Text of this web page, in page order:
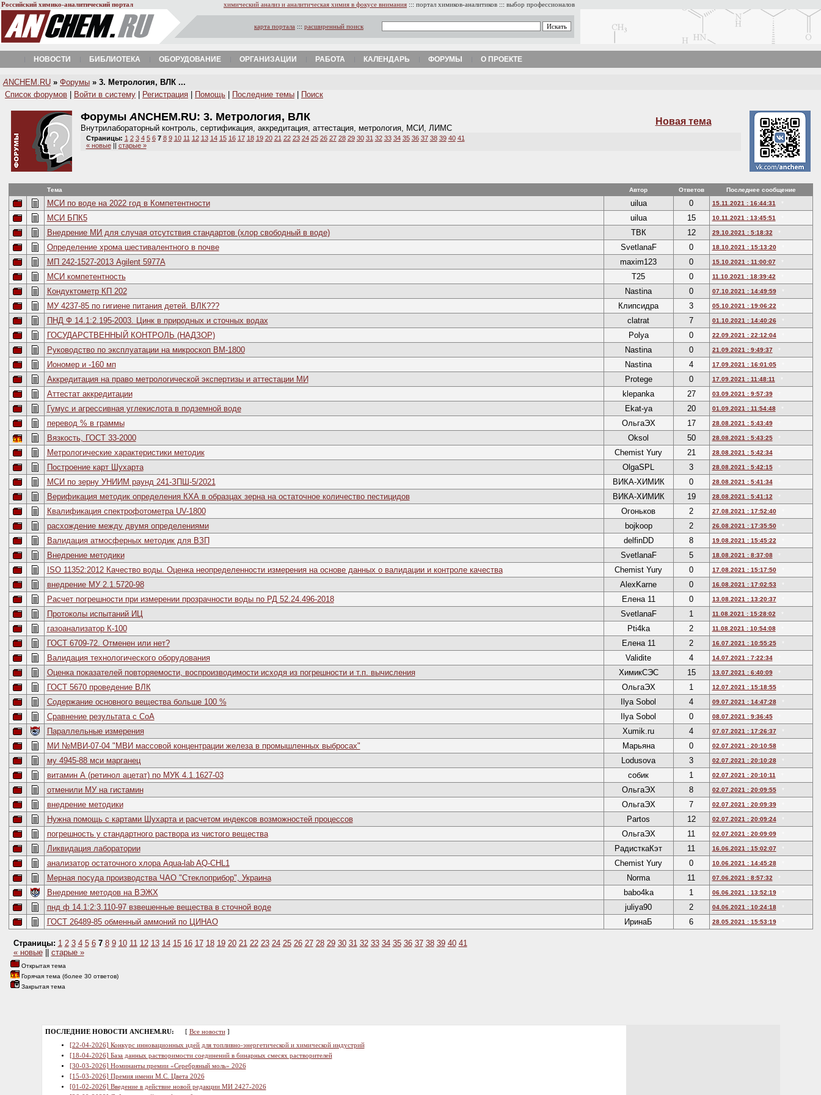
Российский химико-аналитический портал химический анализ и аналитическая химия в фокусе внимания ::: портал химиков-аналитиков ::: выбор профессионалов
карта портала ::: расширенный поиск
НОВОСТИ БИБЛИОТЕКА ОБОРУДОВАНИЕ ОРГАНИЗАЦИИ РАБОТА КАЛЕНДАРЬ ФОРУМЫ О ПРОЕКТЕ
A NCHEM.RU » Форумы » 3. Метрология, ВЛК ...
Список форумов
Войти в систему Регистрация Помощь Последние темы Поиск
ФорумыANCHEM.RU: 3. Метрология, ВЛК
Внутрилабораторный контроль, сертификация, аккредитация, аттестация, метрология, МСИ, ЛИМС
Новая тема
Страницы: 1 2 3 4 5 6 7 8 9 10 11 12 13 14 15 16 17 18 19 20 21 22 23 24 25 26 27 28 29 30 31 32 33 34 35 36 37 38 39 40 41
« новые|| старые »
Тема Автор Ответов Последнее сообщение
МСИ по воде на 2022 год в Компетентности uilua 0 15.11.2021 : 16:44:31
МСИ БПК5 uilua 15 10.11.2021 : 13:45:51
Внедрение МИ для случая отсутствия стандартов (хлор свободный в воде) ТВК 12 29.10.2021 : 5:18:32
Определение хрома шестивалентного в почве SvetlanaF 0 18.10.2021 : 15:13:20
МП 242-1527-2013 Agilent 5977A maxim123 0 15.10.2021 : 11:00:07
МСИ компетентность Т25 0 11.10.2021 : 18:39:42
Кондуктометр КП 202 Nastina 0 07.10.2021 : 14:49:59
МУ 4237-85 по гигиене питания детей. ВЛК??? Клипсидра 3 05.10.2021 : 19:06:22
ПНД Ф 14.1:2.195-2003. Цинк в природных и сточных водах clatrat 7 01.10.2021 : 14:40:26
ГОСУДАРСТВЕННЫЙ КОНТРОЛЬ (НАДЗОР) Polya 0 22.09.2021 : 22:12:04
Руководство по эксплуатации на микроскоп ВМ-1800 Nastina 0 21.09.2021 : 9:49:37
Иономер и -160 мп Nastina 4 17.09.2021 : 16:01:05
Аккредитация на право метрологической экспертизы и аттестации МИ Protege 0 17.09.2021 : 11:48:11
Аттестат аккредитации klepanka 27 03.09.2021 : 9:57:39
Гумус и агрессивная углекислота в подземной воде Ekat-ya 20 01.09.2021 : 11:54:48
перевод % в граммы ОльгаЭХ 17 28.08.2021 : 5:43:49
Вязкость, ГОСТ 33-2000 Oksol 50 28.08.2021 : 5:43:25
Метрологические характеристики методик Chemist Yury 21 28.08.2021 : 5:42:34
Построение карт Шухарта OlgaSPL 3 28.08.2021 : 5:42:15
МСИ по зерну УНИИМ раунд 241-ЗПШ-5/2021 ВИКА-ХИМИК 0 28.08.2021 : 5:41:34
Верификация методик определения КХА в образцах зерна на остаточное количество пестицидов ВИКА-ХИМИК 19 28.08.2021 : 5:41:12
Квалификация спектрофотометра UV-1800 Огоньков 2 27.08.2021 : 17:52:40
расхождение между двумя определениями bojkoop 2 26.08.2021 : 17:35:50
Валидация атмосферных методик для ВЗП delfinDD 8 19.08.2021 : 15:45:22
Внедрение методики SvetlanaF 5 18.08.2021 : 8:37:08
ISO 11352:2012 Качество воды. Оценка неопределенности измерения на основе данных о валидации и контроле качества Chemist Yury 0 17.08.2021 : 15:17:50
внедрение МУ 2.1.5720-98 AlexKarne 0 16.08.2021 : 17:02:53
Расчет погрешности при измерении прозрачности воды по РД 52.24.496-2018 Елена 11 0 13.08.2021 : 13:20:37
Протоколы испытаний ИЦ SvetlanaF 1 11.08.2021 : 15:28:02
газоанализатор К-100 Pti4ka 2 11.08.2021 : 10:54:08
ГОСТ 6709-72. Отменен или нет? Елена 11 2 16.07.2021 : 10:55:25
Валидация технологического оборудования Validite 4 14.07.2021 : 7:22:34
Оценка показателей повторяемости, воспроизводимости исходя из погрешности и т.п. вычисления ХимикСЭС 15 13.07.2021 : 6:40:09
ГОСТ 5670 проведение ВЛК ОльгаЭХ 1 12.07.2021 : 15:18:55
Содержание основного вещества больше 100 % Ilya Sobol 4 09.07.2021 : 14:47:28
Сравнение результата с СоА Ilya Sobol 0 08.07.2021 : 9:36:45
Параллельные измерения Xumik.ru 4 07.07.2021 : 17:26:37
МИ №МВИ-07-04 "МВИ массовой концентрации железа в промышленных выбросах" Марьяна 0 02.07.2021 : 20:10:58
му 4945-88 мси марганец Lodusova 3 02.07.2021 : 20:10:28
витамин А (ретинол ацетат) по МУК 4.1.1627-03 собик 1 02.07.2021 : 20:10:11
отменили МУ на гистамин ОльгаЭХ 8 02.07.2021 : 20:09:55
внедрение методики ОльгаЭХ 7 02.07.2021 : 20:09:39
Нужна помощь с картами Шухарта и расчетом индексов возможностей процессов Partos 12 02.07.2021 : 20:09:24
погрешность у стандартного раствора из чистого вещества ОльгаЭХ 11 02.07.2021 : 20:09:09
Ликвидация лаборатории РадисткаКэт 11 16.06.2021 : 15:02:07
анализатор остаточного хлора Aqua-lab AQ-CHL1 Chemist Yury 0 10.06.2021 : 14:45:28
Мерная посуда производства ЧАО "Стеклоприбор", Украина Norma 11 07.06.2021 : 8:57:32
Внедрение методов на ВЭЖХ babo4ka 1 06.06.2021 : 13:52:19
пнд ф 14.1:2:3.110-97 взвешенные вещества в сточной воде juliya90 2 04.06.2021 : 10:24:18
ГОСТ 26489-85 обменный аммоний по ЦИНАО ИринаБ 6 28.05.2021 : 15:53:19
Страницы: 1 2 3 4 5 6 7 8 9 10 11 12 13 14 15 16 17 18 19 20 21 22 23 24 25 26 27 28 29 30 31 32 33 34 35 36 37 38 39 40 41
« новые|| старые »
Открытая тема
Горячая тема (более 30 ответов)
Закрытая тема
ПОСЛЕДНИЕ НОВОСТИ ANCHEM.RU: [ Все новости]
[22-04-2026] Конкурс инновационных идей для топливно-энергетической и химической индустрий
[18-04-2026] База данных растворимости соединений в бинарных смесях растворителей
[30-03-2026] Номинанты премии «Серебряный моль» 2026
[15-03-2026] Премия имени М.С. Цвета 2026
[01-02-2026] Введение в действие новой редакции МИ 2427-2026